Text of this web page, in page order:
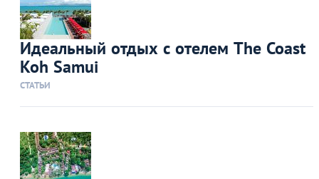
Идеальный отдых с отелем The Coast
Koh Samui
СТАТЬИ